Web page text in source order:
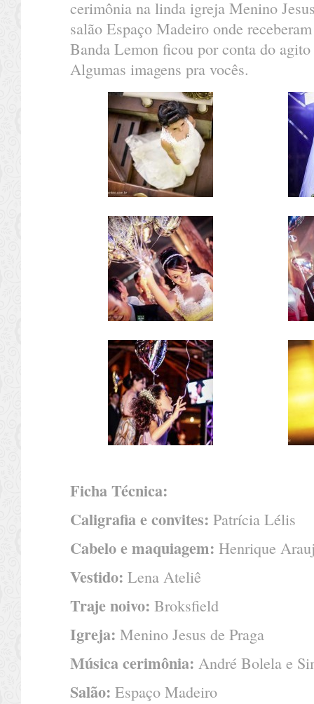
cerimônia na linda igreja Menino
salão Espaço Madeiro onde
Banda Lemon ficou por conta do
Algumas imagens pra vocês.
Ficha Técnica:
Caligrafia e convites: Patrícia Lélis
Cabelo e maquiagem: Henrique
Vestido: Lena Ateliê
Traje noivo: Broksfield
Igreja: Menino Jesus de Praga
Música cerimônia: André Bolela e
Salão: Espaço Madeiro